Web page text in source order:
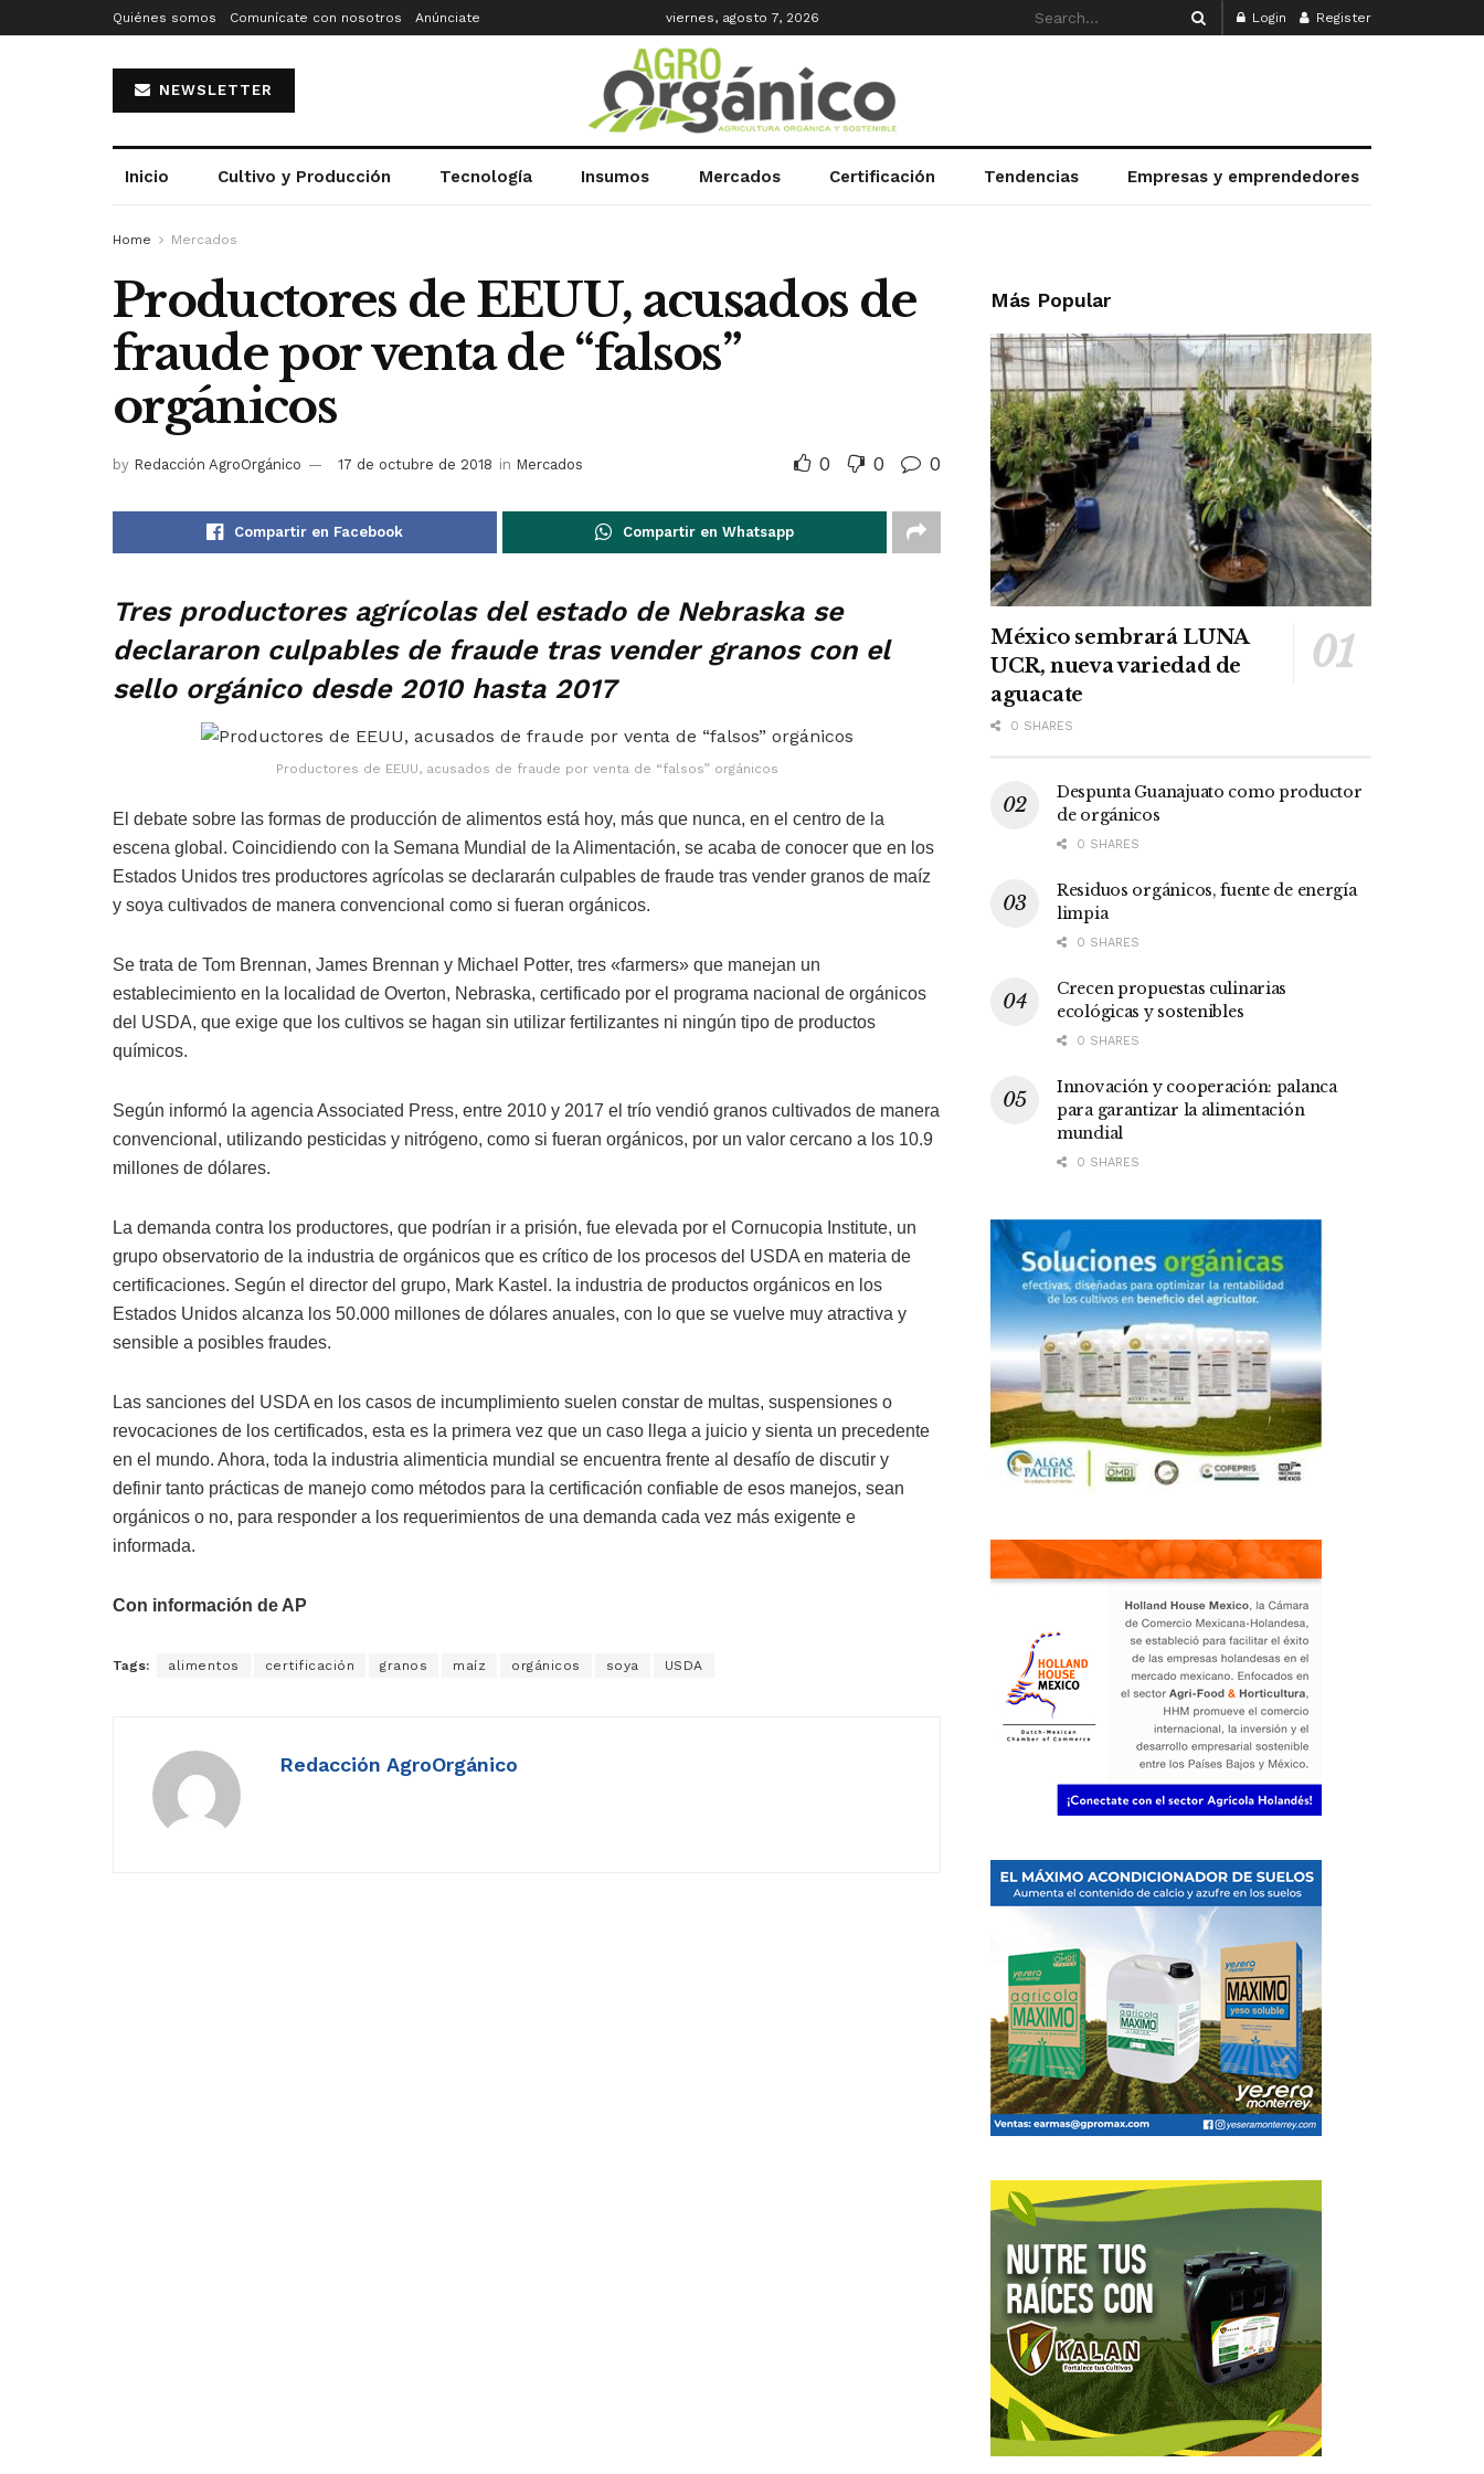
Quiénes somos Comunícate con nosotros Anúnciate viernes, agosto 7, 2026 Login Register
NEWSLETTER
Inicio Cultivo y Producción Tecnología Insumos Mercados Certificación Tendencias Empresas y emprendedores
Home Mercados
Productores de EEUU, acusados de
fraude por venta de “falsos”
orgánicos
by Redacción AgroOrgánico 17 de octubre de 2018 in Mercados 0 0 0
Compartir en Facebook Compartir en Whatsapp
Tres productores agrícolas del estado de Nebraska se
declararon culpables de fraude tras vender granos con el
sello orgánico desde 2010 hasta 2017
Productores de EEUU, acusados de fraude por venta de “falsos” orgánicos
El debate sobre las formas de producción de alimentos está hoy, más que nunca, en el centro de la
escena global. Coincidiendo con la Semana Mundial de la Alimentación, se acaba de conocer que en los
Estados Unidos tres productores agrícolas se declararán culpables de fraude tras vender granos de maíz
y soya cultivados de manera convencional como si fueran orgánicos.
Se trata de Tom Brennan, James Brennan y Michael Potter, tres «farmers» que manejan un
establecimiento en la localidad de Overton, Nebraska, certificado por el programa nacional de orgánicos
del USDA, que exige que los cultivos se hagan sin utilizar fertilizantes ni ningún tipo de productos
químicos.
Según informó la agencia Associated Press, entre 2010 y 2017 el trío vendió granos cultivados de manera
convencional, utilizando pesticidas y nitrógeno, como si fueran orgánicos, por un valor cercano a los 10.9
millones de dólares.
La demanda contra los productores, que podrían ir a prisión, fue elevada por el Cornucopia Institute, un
grupo observatorio de la industria de orgánicos que es crítico de los procesos del USDA en materia de
certificaciones. Según el director del grupo, Mark Kastel. la industria de productos orgánicos en los
Estados Unidos alcanza los 50.000 millones de dólares anuales, con lo que se vuelve muy atractiva y
sensible a posibles fraudes.
Las sanciones del USDA en los casos de incumplimiento suelen constar de multas, suspensiones o
revocaciones de los certificados, esta es la primera vez que un caso llega a juicio y sienta un precedente
en el mundo. Ahora, toda la industria alimenticia mundial se encuentra frente al desafío de discutir y
definir tanto prácticas de manejo como métodos para la certificación confiable de esos manejos, sean
orgánicos o no, para responder a los requerimientos de una demanda cada vez más exigente e
informada.
Con información de AP
Tags: alimentos certificación granos maíz orgánicos soya USDA
Redacción AgroOrgánico
Más Popular
México sembrará LUNA
UCR, nueva variedad de
aguacate
0 SHARES
Despunta Guanajuato como productor
de orgánicos
0 SHARES
Residuos orgánicos, fuente de energía
limpia
0 SHARES
Crecen propuestas culinarias
ecológicas y sostenibles
0 SHARES
Innovación y cooperación: palanca
para garantizar la alimentación
mundial
0 SHARES